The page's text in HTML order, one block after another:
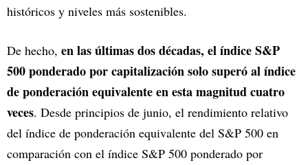
históricos y niveles más sostenibles.
De hecho, en las últimas dos décadas, el índice S&P
500 ponderado por capitalización solo superó al índice
de ponderación equivalente en esta magnitud cuatro
veces. Desde principios de junio, el rendimiento relativo
del índice de ponderación equivalente del S&P 500 en
comparación con el índice S&P 500 ponderado por